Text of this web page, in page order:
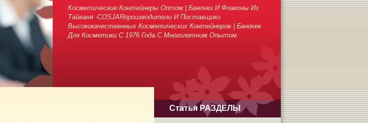
Косметические Контейнеры Оптом | Баночки И Флаконы Из
Тайваня -COSJARпроизводители И Поставщики
Высококачественных Косметических Контейнеров | Баночек
Для Косметики С 1976 Года С Многолетним Опытом.
Статья РАЗДЕЛЫ